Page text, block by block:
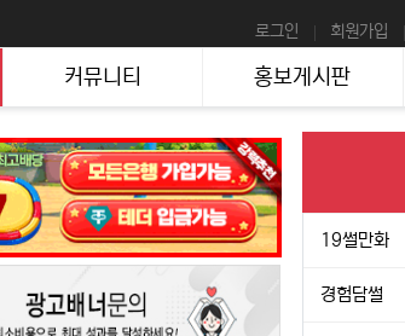
로그인 회원가입
커뮤니티 홍보게시판
19썰만화
경험담썰